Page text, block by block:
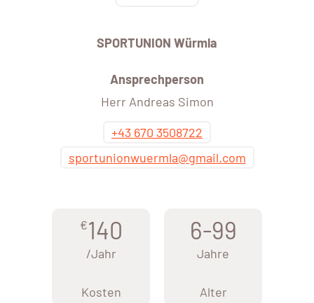
SPORTUNION Würmla
Ansprechperson
Herr Andreas Simon
+43 670 3508722
sportunionwuermla@gmail.com
€140
/Jahr
Kosten
6-99
Jahre
Alter